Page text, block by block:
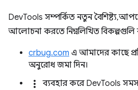
DevTools সম্পর্কিত নতুন বৈশিষ্ট্য,
আলোচনা করতে নিম্নলিখিত
crbug.com এ আমাদের কাছে
অনুরোধ জমা দিন।
more_vert ব্যবহার করে DevTools